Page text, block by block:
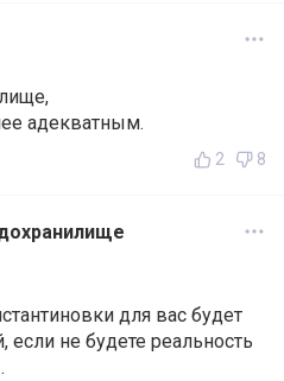
адекватным.
2 8
для вас будет
не будете реальность